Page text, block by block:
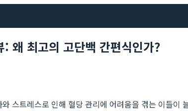
왜 최고의 고단백 간편식인가?
스트레스로 인해 혈당 관리에 어려움을 겪는 이들이